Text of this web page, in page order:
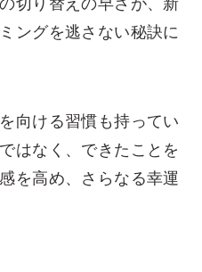
切り替えの早さが、新
ングを逃さない秘訣に
向ける習慣も持ってい
はなく、できたことを
を高め、さらなる幸運